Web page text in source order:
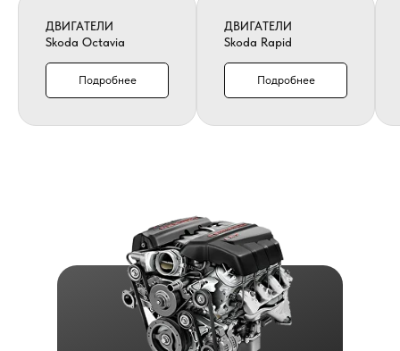
ДВИГАТЕЛИ
Skoda Octavia
Подробнее
ДВИГАТЕЛИ
Skoda Rapid
Подробнее